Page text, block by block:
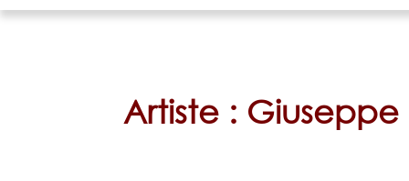
Artiste : Giuseppe